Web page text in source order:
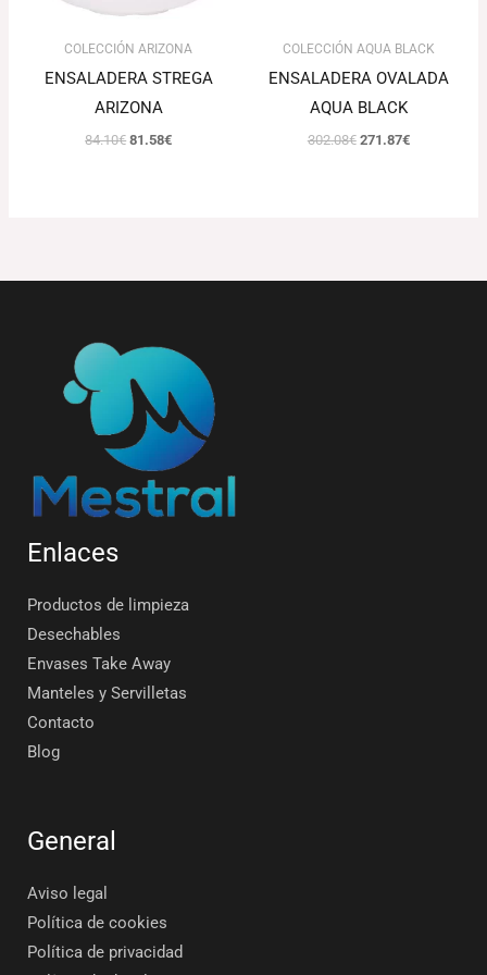
COLECCIÓN ARIZONA
ENSALADERA STREGA
ARIZONA
84.10€ 81.58€
COLECCIÓN AQUA BLACK
ENSALADERA OVALADA
AQUA BLACK
302.08€ 271.87€
Enlaces
Productos de limpieza
Desechables
Envases Take Away
Manteles y Servilletas
Contacto
Blog
General
Aviso legal
Política de cookies
Política de privacidad